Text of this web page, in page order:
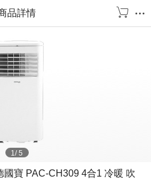
品詳情
1/5
國寶 PAC-CH309 4合1 冷暖 吹